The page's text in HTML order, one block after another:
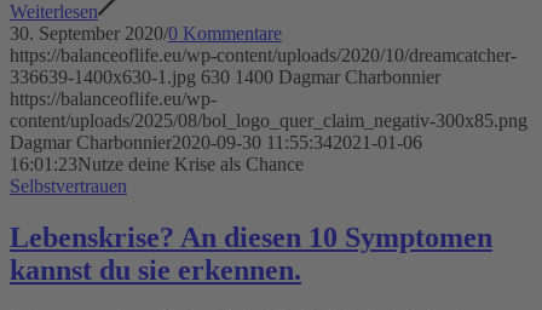
Weiterlesen
30. September 2020/0 Kommentare
https://balanceoflife.eu/wp-content/uploads/2020/10/dreamcatcher-
336639-1400x630-1.jpg 630 1400 Dagmar Charbonnier
https://balanceoflife.eu/wp-
content/uploads/2025/08/bol_logo_quer_claim_negativ-300x85.png
Dagmar Charbonnier2020-09-30 11:55:342021-01-06
16:01:23Nutze deine Krise als Chance
Selbstvertrauen
Lebenskrise? An diesen 10 Symptomen
kannst du sie erkennen.